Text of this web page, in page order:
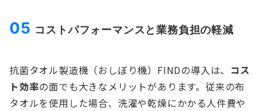
05 コストパフォーマンスと業務負担の軽減
抗菌タオル製造機（おしぼり機）FINDの導入は、 コス
ト効率の面でも大きなメリットがあります。従来の布
タオルを使用した場合、洗濯や乾燥にかかる人件費や